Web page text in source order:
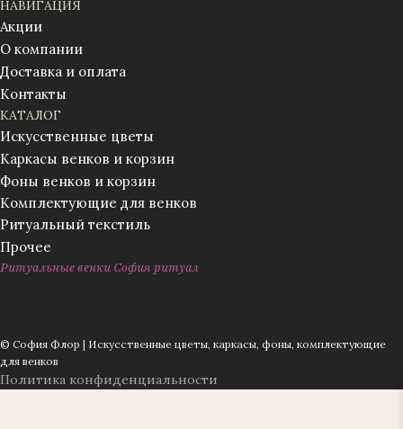
НАВИГАЦИЯ
Акции
О компании
Доставка и оплата
Контакты
КАТАЛОГ
Искусственные цветы
Каркасы венков и корзин
Фоны венков и корзин
Комплектующие для венков
Ритуальный текстиль
Прочее
Ритуальные венки София ритуал
© София Флор | Искусственные цветы, каркасы, фоны, комплектующие
для венков
Политика конфиденциальности